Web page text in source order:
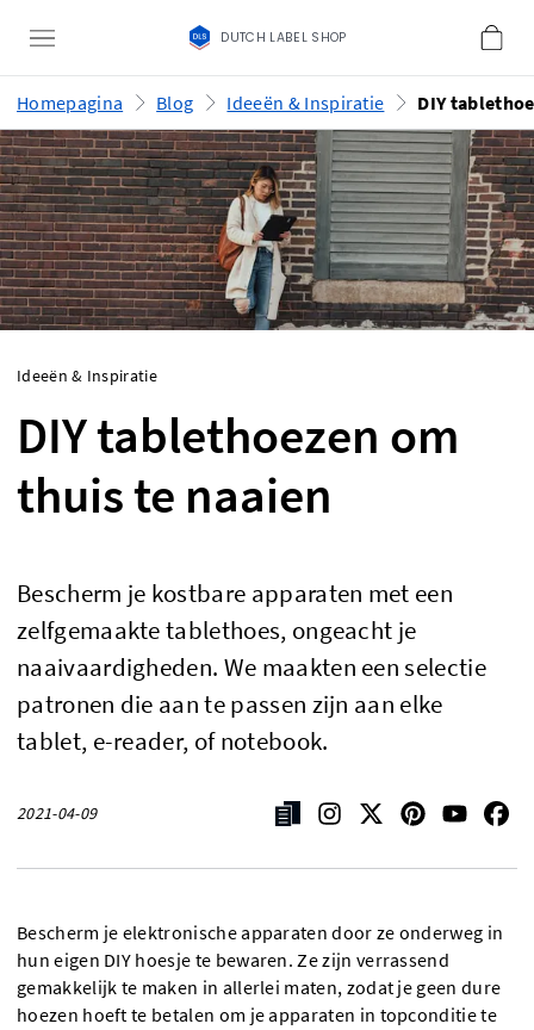
DUTCH LABEL SHOP
Homepagina Blog Ideeën & Inspiratie
Ideeën & Inspiratie
DIY tablethoezen om
thuis te naaien
Bescherm je kostbare apparaten met een
zelfgemaakte tablethoes, ongeacht je
naaivaardigheden. We maakten een selectie
patronen die aan te passen zijn aan elke
tablet, e-reader, of notebook.
2021-04-09
Bescherm je elektronische apparaten door ze onderweg in
hun eigen DIY hoesje te bewaren. Ze zijn verrassend
gemakkelijk te maken in allerlei maten, zodat je geen dure
hoezen hoeft te betalen om je apparaten in topconditie te